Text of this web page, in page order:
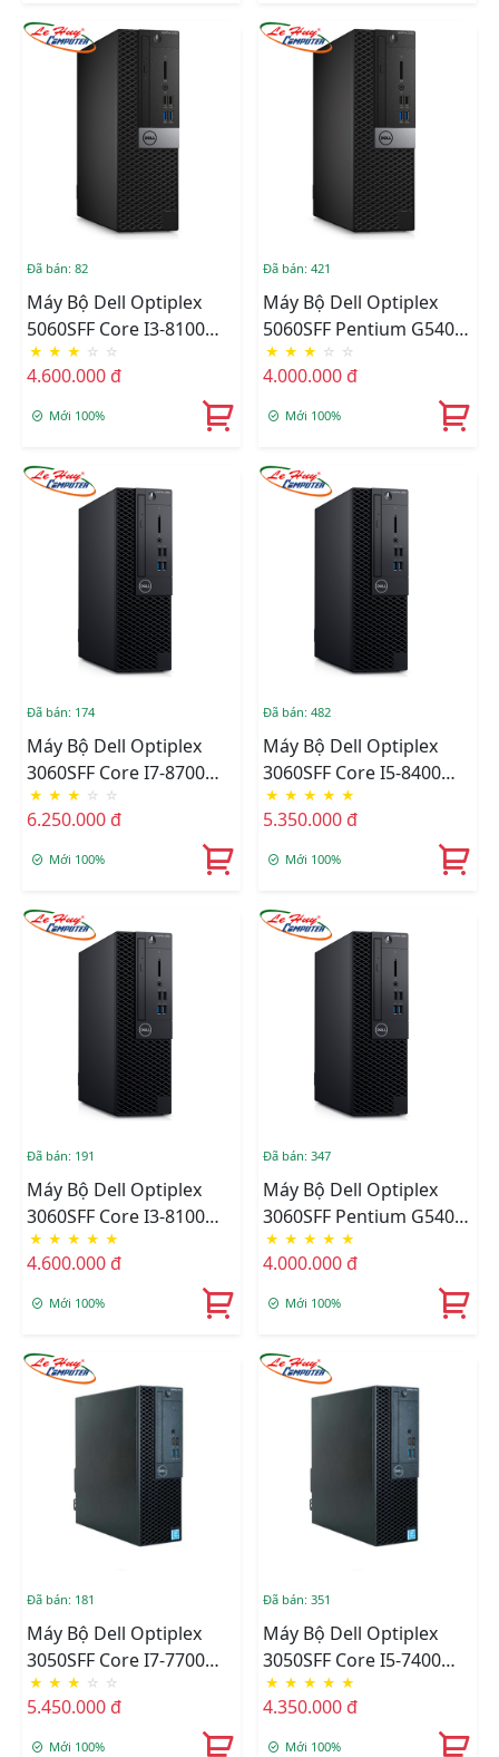
Đã bán: 82
Máy Bộ Dell Optiplex
5060SFF Core I3-8100
(6M/3.6Ghz), Ram 4GB,
HDD 500GB, DVD,Free
OS
★ ★ ★ ☆ ☆
4.600.000 đ
Mới 100%
Đã bán: 421
Máy Bộ Dell Optiplex
5060SFF Pentium G5400
(4M,3.7Ghz),Ram
4GB,HDD
500GB,DVD,Free OS
★ ★ ★ ☆ ☆
4.000.000 đ
Mới 100%
Đã bán: 174
Máy Bộ Dell Optiplex
3060SFF Core I7-8700
(12M/3.2Ghz), Ram 4GB,
HDD 500GB, DVD,Free
OS
★ ★ ★ ☆ ☆
6.250.000 đ
Mới 100%
Đã bán: 482
Máy Bộ Dell Optiplex
3060SFF Core I5-8400
(9M/2.8Ghz), Ram 4GB,
HDD 500GB, DVD,Free
OS
★ ★ ★ ★ ★
5.350.000 đ
Mới 100%
Đã bán: 191
Máy Bộ Dell Optiplex
3060SFF Core I3-8100
(6M/3.6Ghz), Ram 4GB,
HDD 500GB, DVD,Free
OS
★ ★ ★ ★ ★
4.600.000 đ
Mới 100%
Đã bán: 347
Máy Bộ Dell Optiplex
3060SFF Pentium G5400
(4M,3.7Ghz),Ram
4GB,HDD
500GB,DVD,Free OS
★ ★ ★ ★ ★
4.000.000 đ
Mới 100%
Đã bán: 181
Máy Bộ Dell Optiplex
3050SFF Core I7-7700
(8M/3,4Ghz), Ram 4GB,
SSD M2 128GB,
DVD,Free OS
★ ★ ★ ☆ ☆
5.450.000 đ
Mới 100%
Đã bán: 351
Máy Bộ Dell Optiplex
3050SFF Core I5-7400
(6M/2.7Ghz), Ram 4GB,
SSD M2 128GB,
DVD,Free OS
★ ★ ★ ★ ★
4.350.000 đ
Mới 100%